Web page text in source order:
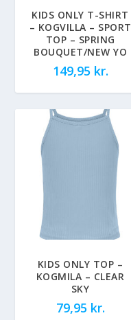
KIDS ONLY T-SHIRT
– KOGVILLA – SPORT
TOP – SPRING
BOUQUET/NEW YO
149,95 kr.
KIDS ONLY TOP –
KOGMILA – CLEAR
SKY
79,95 kr.